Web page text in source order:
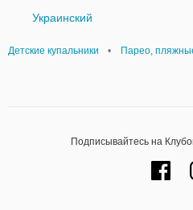
Украинский
Детские купальники • Парео,
Подписывайтесь на